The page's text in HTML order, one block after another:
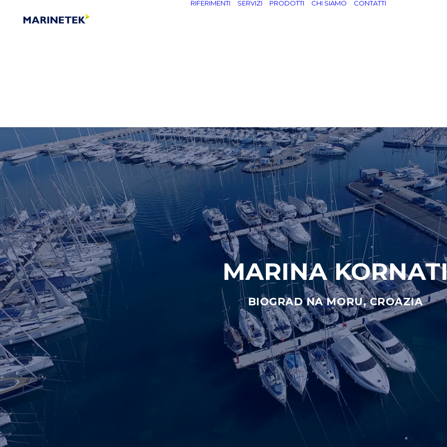
RIFERIMENTI SERVIZI PRODOTTI CHI SIAMO CONTATTI
MARINA
BIOGRAD NA MORU, CROAZIA